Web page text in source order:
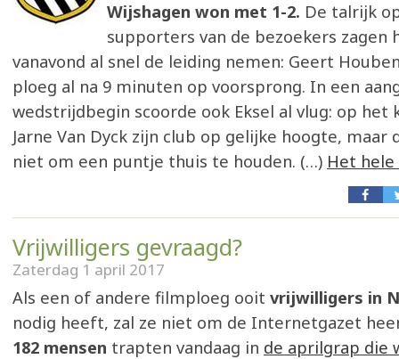
Wijshagen won met 1-2. De talrijk
supporters van de bezoekers zagen
vanavond al snel de leiding nemen: Geert
ploeg al na 9 minuten op voorsprong. In een
wedstrijdbegin scoorde ook Eksel al vlug: op
Jarne Van Dyck zijn club op gelijke hoogte, maar
niet om een puntje thuis te houden. (…) Het
Vrijwilligers gevraagd?
Zaterdag 1 april 2017
Als een of andere filmploeg ooit vrijwilligers in
nodig heeft, zal ze niet om de Internetgazet
182 mensen trapten vandaag in de aprilgrap die